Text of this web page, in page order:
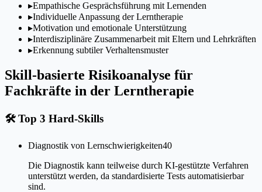
▸Empathische Gesprächsführung mit Lernenden
▸Individuelle Anpassung der Lerntherapie
▸Motivation und emotionale Unterstützung
▸Interdisziplinäre Zusammenarbeit mit Eltern und Lehrkräften
▸Erkennung subtiler Verhaltensmuster
Skill-basierte Risikoanalyse für
Fachkräfte in der Lerntherapie
🛠Top 3 Hard-Skills
Diagnostik von Lernschwierigkeiten40
Die Diagnostik kann teilweise durch KI-gestützte Verfahren
unterstützt werden, da standardisierte Tests automatisierbar
sind.